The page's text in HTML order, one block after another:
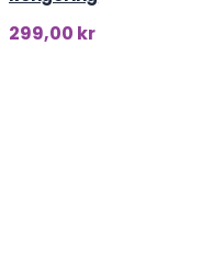
299,00 kr